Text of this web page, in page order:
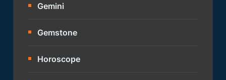
Gemini
Gemstone
Horoscope